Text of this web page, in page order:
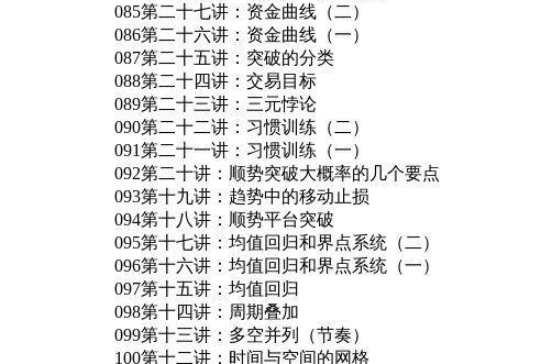
085第二十七讲：资金曲线（二）
086第二十六讲：资金曲线（一）
087第二十五讲：突破的分类
088第二十四讲：交易目标
089第二十三讲：三元悖论
090第二十二讲：习惯训练（二）
091第二十一讲：习惯训练（一）
092第二十讲：顺势突破大概率的几个要点
093第十九讲：趋势中的移动止损
094第十八讲：顺势平台突破
095第十七讲：均值回归和界点系统（二）
096第十六讲：均值回归和界点系统（一）
097第十五讲：均值回归
098第十四讲：周期叠加
099第十三讲：多空并列（节奏）
100第十二讲：时间与空间的网格